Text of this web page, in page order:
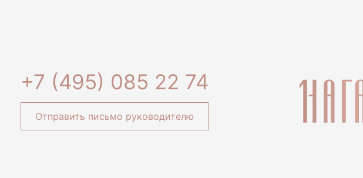
+7 (495) 085 22 74
Отправить письмо руководителю